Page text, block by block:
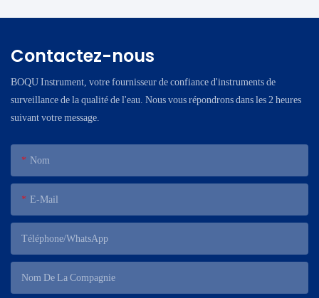
Contactez-nous
BOQU Instrument, votre fournisseur de confiance d'instruments de
surveillance de la qualité de l'eau. Nous vous répondrons dans les 2 heures
suivant votre message.
Nom
E-Mail
Téléphone/WhatsApp
Nom De La Compagnie